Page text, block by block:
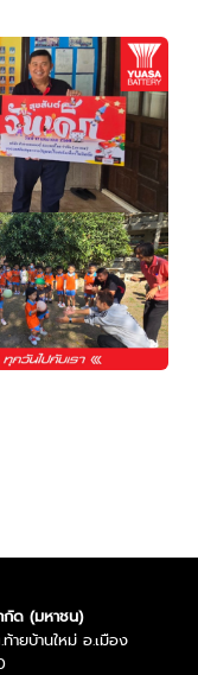
กัด (มหาชน)
ายบ้านใหม่ อ.เมือง